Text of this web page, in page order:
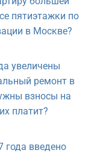
пятиэтажки по
в Москве?
увеличены
ремонт в
взносы на
платит?
года введено